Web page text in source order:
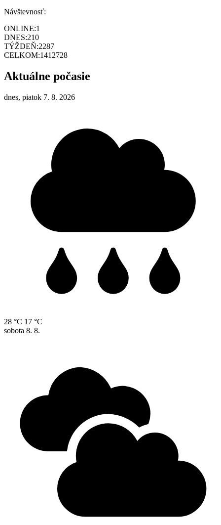
Návštevnosť:
ONLINE:1
DNES:210
TÝŽDEŇ:2287
CELKOM:1412728
Aktuálne počasie
dnes, piatok 7. 8. 2026
28 °C 17 °C
sobota 8. 8.